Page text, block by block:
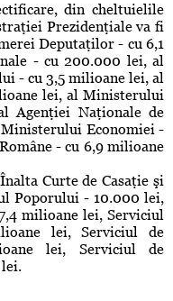
din cheltuielile
Prezidenţiale va fi
Deputaţilor - cu 6,1
- cu 200.000 lei, al
- cu 3,5 milioane lei, al
lei, al Ministerului
Agenţiei Naţionale de
Economiei -
- cu 6,9 milioane
Curte de Casaţie şi
Poporului - 10.000 lei,
milioane lei, Serviciul
lei, Serviciul de
lei, Serviciul de